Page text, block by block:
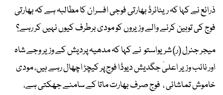
ذرائع نے کہا کہ ریٹائرڈ بھارتی فوجی افسران کا مطالبہ ہے کہ بھارتی
فوج کی توہین کرنے والے وزیروں کو مودی برطرف کیوں نہیں کر رہے؟
میجر جنرل (ر) شریواستو نے کہا کہ مدھیہ پردیش کے وزیر وجے شاہ
اور نائب وزیر اعلیٰ جگدیش دیوڈا فوج پر کیچڑ اچھال رہے ہیں، مودی
خاموش تماشائی ، فوج صرف بھارت ماتا کے سامنے جھکتی ہے،